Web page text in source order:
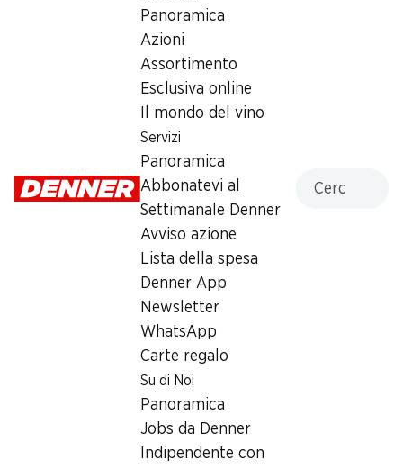
Panoramica
Azioni
Assortimento
Esclusiva online
Il mondo del vino
Servizi
Panoramica
Abbonatevi al
Settimanale Denner
Avviso azione
Lista della spesa
Denner App
Newsletter
WhatsApp
Carte regalo
Su di Noi
Panoramica
Jobs da Denner
Indipendente con
07:30 - 19:00
Prelievo di contanti con Post-Card / M-